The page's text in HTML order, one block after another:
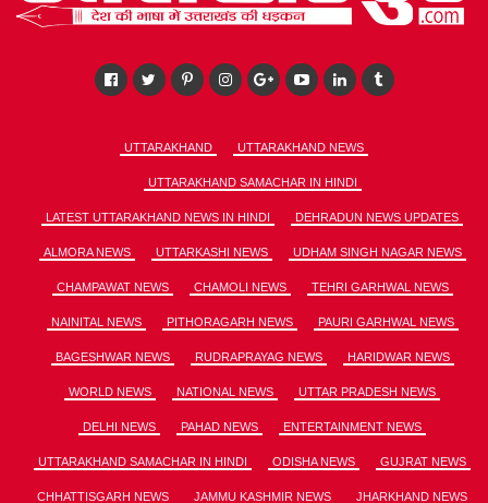
UTTARAKHAND UTTARAKHAND NEWS
UTTARAKHAND SAMACHAR IN HINDI
LATEST UTTARAKHAND NEWS IN HINDI DEHRADUN NEWS UPDATES
ALMORA NEWS UTTARKASHI NEWS UDHAM SINGH NAGAR NEWS
CHAMPAWAT NEWS CHAMOLI NEWS TEHRI GARHWAL NEWS
NAINITAL NEWS PITHORAGARH NEWS PAURI GARHWAL NEWS
BAGESHWAR NEWS RUDRAPRAYAG NEWS HARIDWAR NEWS
WORLD NEWS NATIONAL NEWS UTTAR PRADESH NEWS
DELHI NEWS PAHAD NEWS ENTERTAINMENT NEWS
UTTARAKHAND SAMACHAR IN HINDI ODISHA NEWS GUJRAT NEWS
CHHATTISGARH NEWS JAMMU KASHMIR NEWS JHARKHAND NEWS